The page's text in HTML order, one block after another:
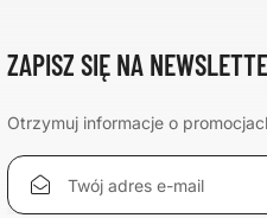
ZAPISZ SIĘ NA
Otrzymuj informacje o